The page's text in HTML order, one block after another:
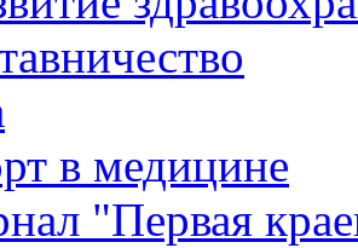
в медицине
"Первая